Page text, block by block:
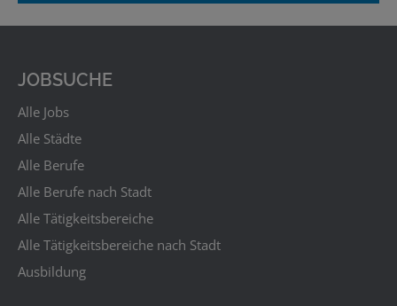
JOBSUCHE
Alle Jobs
Alle Städte
Alle Berufe
Alle Berufe nach Stadt
Alle Tätigkeitsbereiche
Alle Tätigkeitsbereiche nach Stadt
Ausbildung